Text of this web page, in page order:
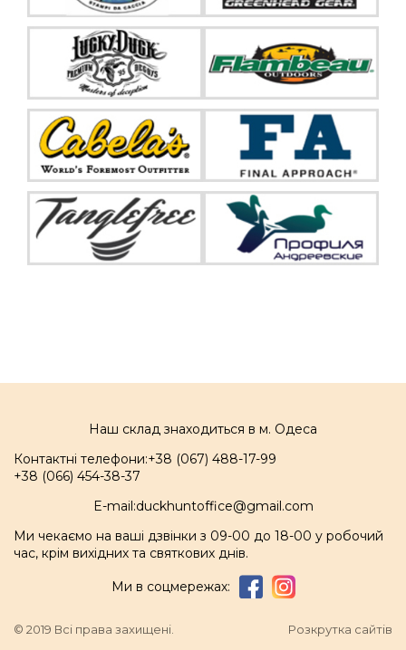
Наш склад знаходиться в м. Одеса
Контактні телефони:+38 (067) 488-17-99
+38 (066) 454-38-37
E-mail:duckhuntoffice@gmail.com
Ми чекаємо на ваші дзвінки з 09-00 до 18-00 у робочий
час, крім вихідних та святкових днів.
Ми в соцмережах:
© 2019 Всі права захищені. Розкрутка сайтів